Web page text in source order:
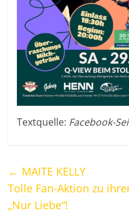
Textquelle: Facebook-
← MAITE KELLY
Tolle Fan-Aktion zu
„Nur Liebe“!